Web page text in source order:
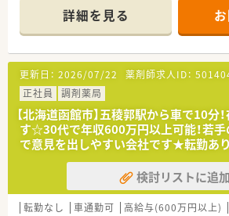
■循環器科を主軸として1日あたり60枚
に応需しており、集中率は約97%と非常
います。
■現在は正社員1名とパート1名の薬剤
り、薬剤師1.3名義ほどの手厚い人員配
す。
【想定されるキャリアイメージ】
■個人の志向に合わせて、支店長や支社
キャリア、または専門性を極めるスペシ
できます。
■大学病院敷地内への出店実績を活かし
外来がん治療認定薬剤師などの高度な
ています。
■アロマテラピー検定などの薬剤師免
詳細を見る
更新日： 2026/07/22 薬剤師求人ID：
正社員
調剤薬局
【北海道函館市】五稜郭駅から車で10分
す☆30代で年収600万円以上可能！若
で意見を出しやすい会社です★転勤あ
検討リストに追加
転勤なし 車通勤可 高給与(600万円以上)